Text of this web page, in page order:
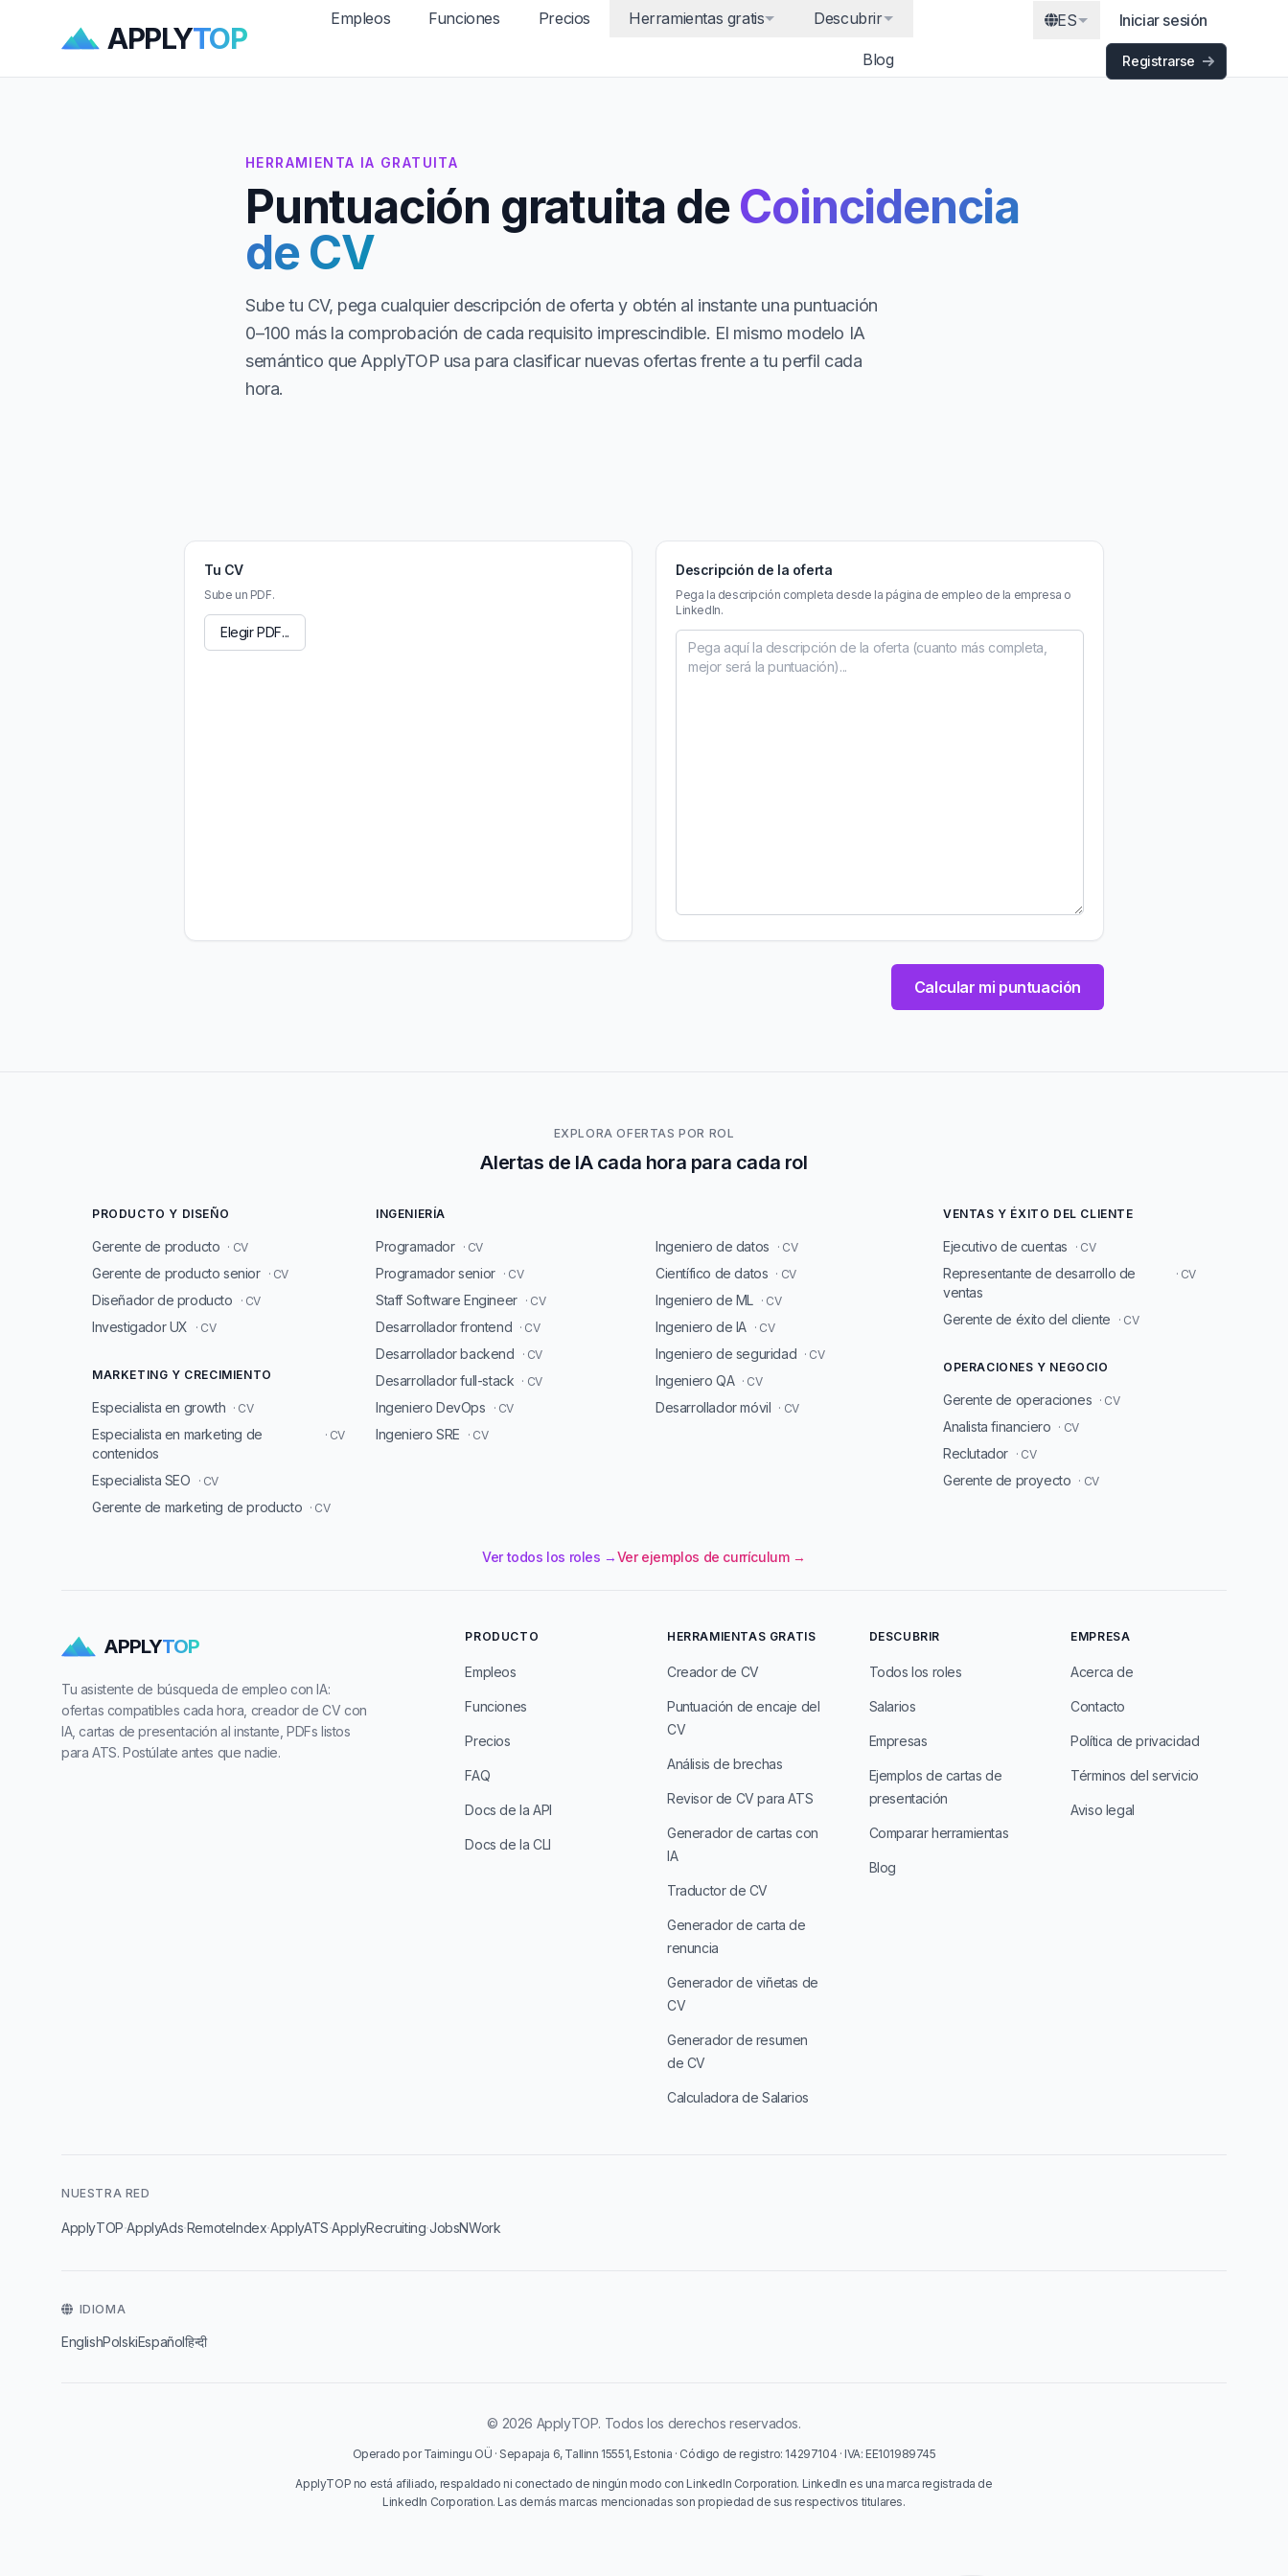
APPLYTOP
Empleos Funciones Precios Herramientas gratis Descubrir
Blog
ES Iniciar sesión
Registrarse
HERRAMIENTA IA GRATUITA
Puntuación gratuita deCoincidencia
de CV
Sube tu CV, pega cualquier descripción de oferta y obtén al instante una puntuación
0–100 más la comprobación de cada requisito imprescindible. El mismo modelo IA
semántico que ApplyTOP usa para clasificar nuevas ofertas frente a tu perfil cada
hora.
Tu CV
Sube un PDF.
Elegir PDF...
Descripción de la oferta
Pega la descripción completa desde la página de empleo de la empresa o
LinkedIn.
Calcular mi puntuación
EXPLORA OFERTAS POR ROL
Alertas de IA cada hora para cada rol
PRODUCTO Y DISEÑO
Gerente de producto · CV
Gerente de producto senior · CV
Diseñador de producto · CV
Investigador UX · CV
MARKETING Y CRECIMIENTO
Especialista en growth · CV
Especialista en marketing de
contenidos
· CV
Especialista SEO · CV
Gerente de marketing de producto · CV
INGENIERÍA
Programador · CV
Programador senior · CV
Staff Software Engineer · CV
Desarrollador frontend · CV
Desarrollador backend · CV
Desarrollador full-stack · CV
Ingeniero DevOps · CV
Ingeniero SRE · CV
Ingeniero de datos · CV
Científico de datos · CV
Ingeniero de ML · CV
Ingeniero de IA · CV
Ingeniero de seguridad · CV
Ingeniero QA · CV
Desarrollador móvil · CV
VENTAS Y ÉXITO DEL CLIENTE
Ejecutivo de cuentas · CV
Representante de desarrollo de
ventas
· CV
Gerente de éxito del cliente · CV
OPERACIONES Y NEGOCIO
Gerente de operaciones · CV
Analista financiero · CV
Reclutador · CV
Gerente de proyecto · CV
Ver todos los roles →Ver ejemplos de currículum →
APPLYTOP
Tu asistente de búsqueda de empleo con IA:
ofertas compatibles cada hora, creador de CV con
IA, cartas de presentación al instante, PDFs listos
para ATS. Postúlate antes que nadie.
PRODUCTO
Empleos
Funciones
Precios
FAQ
Docs de la API
Docs de la CLI
HERRAMIENTAS GRATIS
Creador de CV
Puntuación de encaje del
CV
Análisis de brechas
Revisor de CV para ATS
Generador de cartas con
IA
Traductor de CV
Generador de carta de
renuncia
Generador de viñetas de
CV
Generador de resumen
de CV
Calculadora de Salarios
DESCUBRIR
Todos los roles
Salarios
Empresas
Ejemplos de cartas de
presentación
Comparar herramientas
Blog
EMPRESA
Acerca de
Contacto
Política de privacidad
Términos del servicio
Aviso legal
NUESTRA RED
ApplyTOP·ApplyAds·RemoteIndex·ApplyATS·ApplyRecruiting·JobsNWork
IDIOMA
EnglishPolskiEspañolहिन्दी
© 2026 ApplyTOP. Todos los derechos reservados.
Operado por Taimingu OÜ · Sepapaja 6, Tallinn 15551, Estonia · Código de registro: 14297104 · IVA: EE101989745
ApplyTOP no está afiliado, respaldado ni conectado de ningún modo con LinkedIn Corporation. LinkedIn es una marca registrada de
LinkedIn Corporation. Las demás marcas mencionadas son propiedad de sus respectivos titulares.